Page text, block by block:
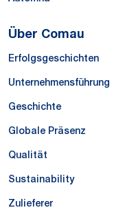
Über Comau
Erfolgsgeschichten
Unternehmensführung
Geschichte
Globale Präsenz
Qualität
Sustainability
Zulieferer